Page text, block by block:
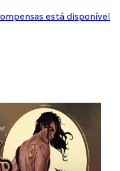
está disponível